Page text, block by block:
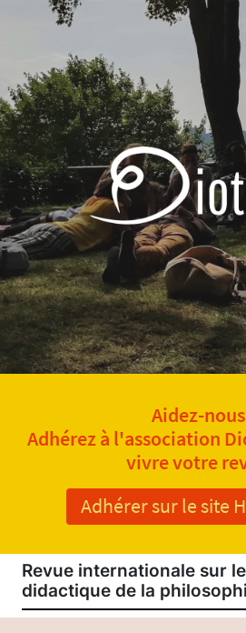
Aidez-
Adhérez à l'association
vivre votre
Adhérer sur le site
Revue internationale sur
didactique de la